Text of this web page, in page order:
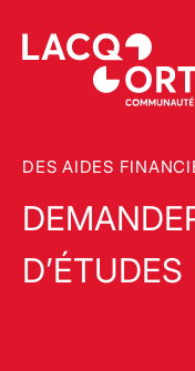
DES AIDES
D’ÉTUDES